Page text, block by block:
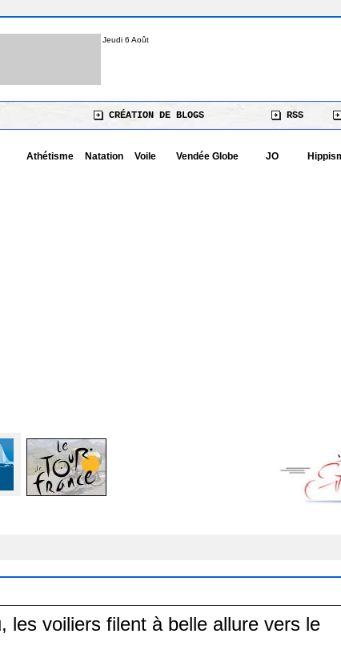
Jeudi 6 Août
CRÉATION DE BLOGS RSS
Athétisme Natation Voile Vendée Globe JO
les voiliers filent à belle allure vers le